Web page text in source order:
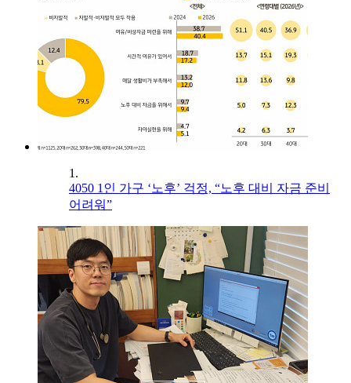
1.
4050 1인 가구 ‘노후’ 걱정, “노후 대비 자금 준비
어려워”